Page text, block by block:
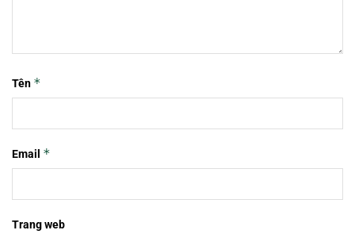
Tên *
Email *
Trang web